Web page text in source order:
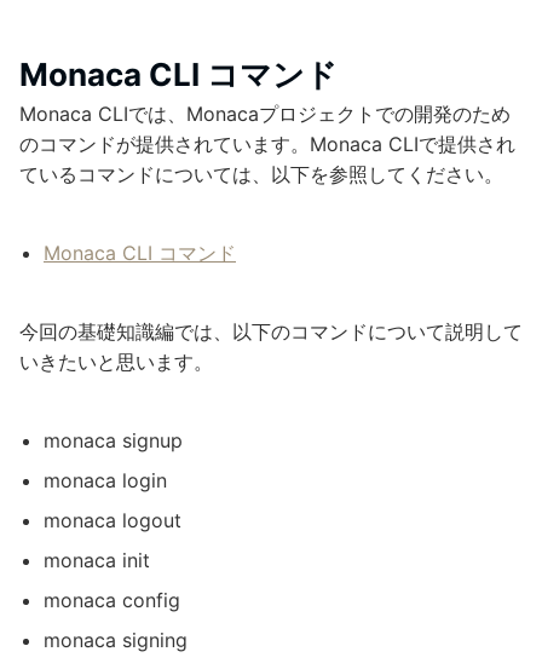
Monaca CLI コマンド
Monaca CLIでは、Monacaプロジェクトでの開発のため
のコマンドが提供されています。Monaca CLIで提供され
ているコマンドについては、以下を参照してください。
Monaca CLI コマンド
今回の基礎知識編では、以下のコマンドについて説明して
いきたいと思います。
monaca signup
monaca login
monaca logout
monaca init
monaca config
monaca signing